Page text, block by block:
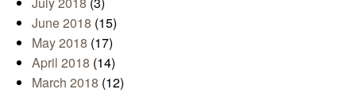
June 2018 (15)
May 2018 (17)
April 2018 (14)
March 2018 (12)